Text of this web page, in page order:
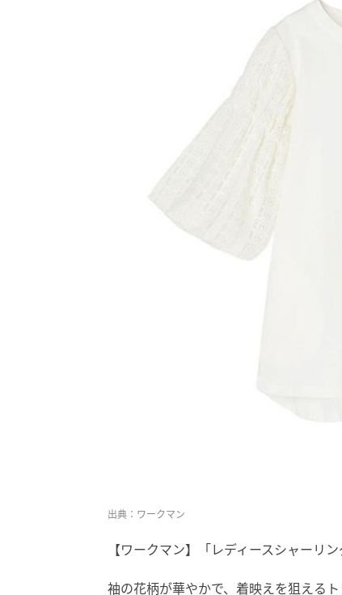
出典：ワークマン
【ワークマン】「レディースシャーリ
袖の花柄が華やかで、着映えを狙える